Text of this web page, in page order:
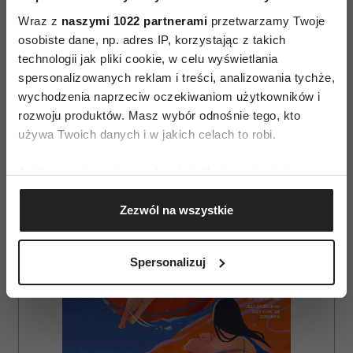
Wraz z naszymi 1022 partnerami przetwarzamy Twoje
osobiste dane, np. adres IP, korzystając z takich
technologii jak pliki cookie, w celu wyświetlania
spersonalizowanych reklam i treści, analizowania tychże,
wychodzenia naprzeciw oczekiwaniom użytkowników i
rozwoju produktów. Masz wybór odnośnie tego, kto
używa Twoich danych i w jakich celach to robi.
Jeśli wyrazisz na to zgodę, chcielibyśmy również:
Gromadzić dane dotyczące Twojej lokalizacji
geograficznej z dokładnością nawet do kilku metrów
Identyfikować Twoje urządzenie, aktywnie
(fingerprinting, czyli wirtualny odcisk palca)
dane są przetwarzane oraz ustaw własne preferencje w
sekcji szczegółów. W Deklaracji plików cookie możesz
zmienić lub wycofać swoją zgodę w dowolnej chwili.
Zezwól na wszystkie
Spersonalizuj
AUTOPROMOCJA